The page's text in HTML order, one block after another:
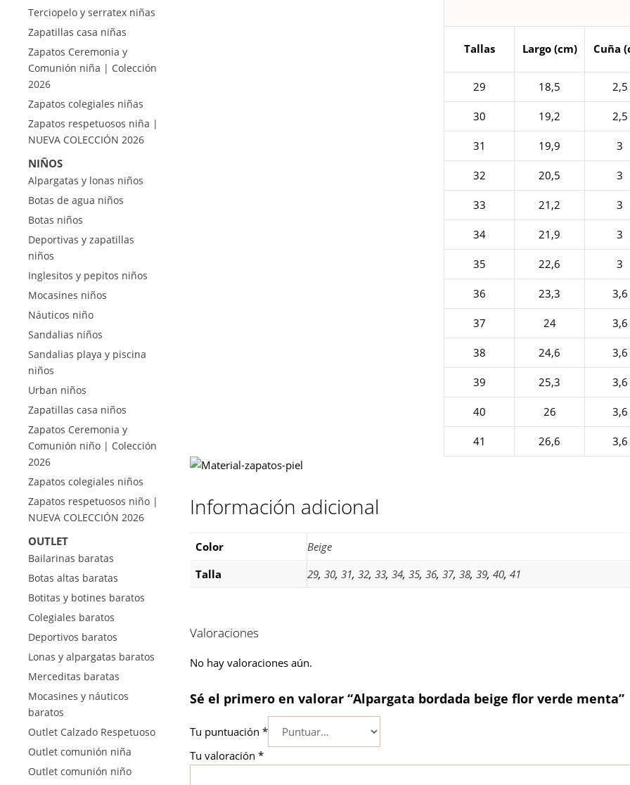
Tallas Largo (cm) Cuña
29 18,5 2,5
30 19,2 2,5
31 19,9 3
32 20,5 3
33 21,2 3
34 21,9 3
35 22,6 3
36 23,3 3,6
37 24 3,6
38 24,6 3,6
39 25,3 3,6
40 26 3,6
41 26,6 3,6
Información adicional
Color
Beige
Talla
29, 30, 31, 32, 33, 34, 35, 36, 37, 38, 39, 40, 41
Valoraciones
No hay valoraciones aún.
Sé el primero en valorar “Alpargata bordada beige flor verde menta”
Tu puntuación *
Tu valoración *
Terciopelo y serratex niñas
Zapatillas casa niñas
Zapatos Ceremonia y
Comunión niña | Colección
2026
Zapatos colegiales niñas
Zapatos respetuosos niña |
NUEVA COLECCIÓN 2026
NIÑOS
Alpargatas y lonas niños
Botas de agua niños
Botas niños
Deportivas y zapatillas
niños
Inglesitos y pepitos niños
Mocasines niños
Náuticos niño
Sandalias niños
Sandalias playa y piscina
niños
Urban niños
Zapatillas casa niños
Zapatos Ceremonia y
Comunión niño | Colección
2026
Zapatos colegiales niños
Zapatos respetuosos niño |
NUEVA COLECCIÓN 2026
OUTLET
Bailarinas baratas
Botas altas baratas
Botitas y botines baratos
Colegiales baratos
Deportivos baratos
Lonas y alpargatas baratos
Merceditas baratas
Mocasines y náuticos
baratos
Outlet Calzado Respetuoso
Outlet comunión niña
Outlet comunión niño